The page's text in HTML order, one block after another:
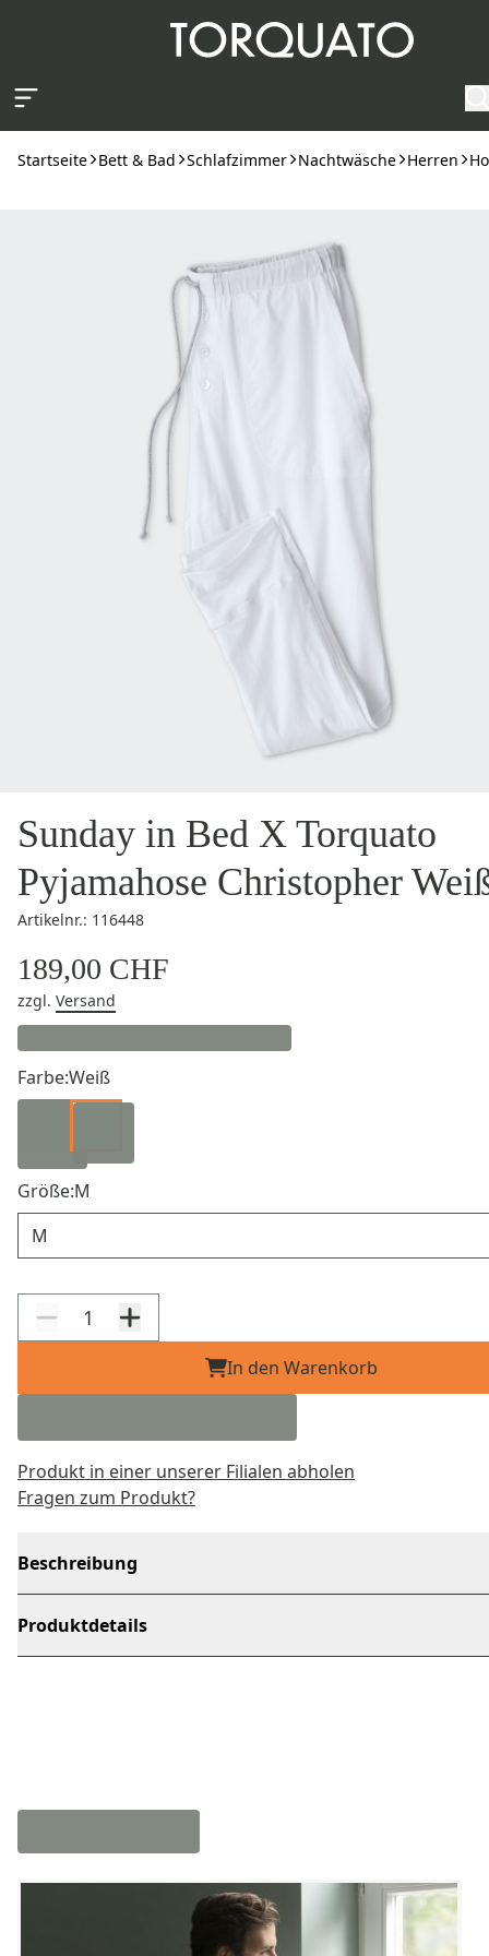
Startseite Bett & Bad Schlafzimmer Nachtwäsche Herren
Sunday in Bed X Torquato
Pyjamahose Christopher
Artikelnr.: 116448
189,00 CHF
zzgl. Versand
Farbe:Weiß
Größe:M
In den Warenkorb
Produkt in einer unserer Filialen abholen
Fragen zum Produkt?
Beschreibung
Produktdetails